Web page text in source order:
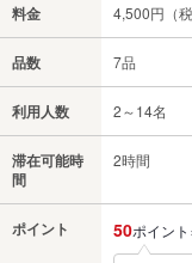
料金 4,500円（税
品数 7品
利用人数 2～14名
滞在可能時
間
2時間
ポイント 50ポイン